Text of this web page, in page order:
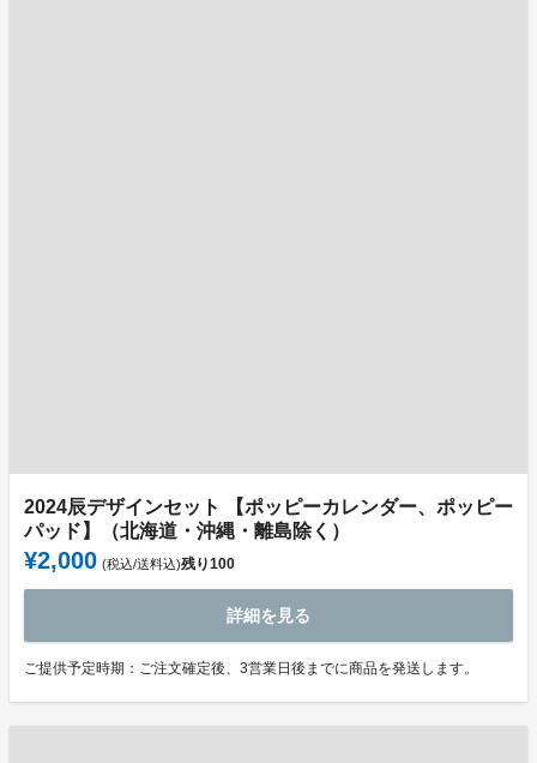
2024辰デザインセット 【ポッピーカレンダー、ポッピー
パッド】（北海道・沖縄・離島除く）
¥2,000 (税込/送料込)残り100
詳細を見る
ご提供予定時期：ご注文確定後、3営業日後までに商品を発送します。